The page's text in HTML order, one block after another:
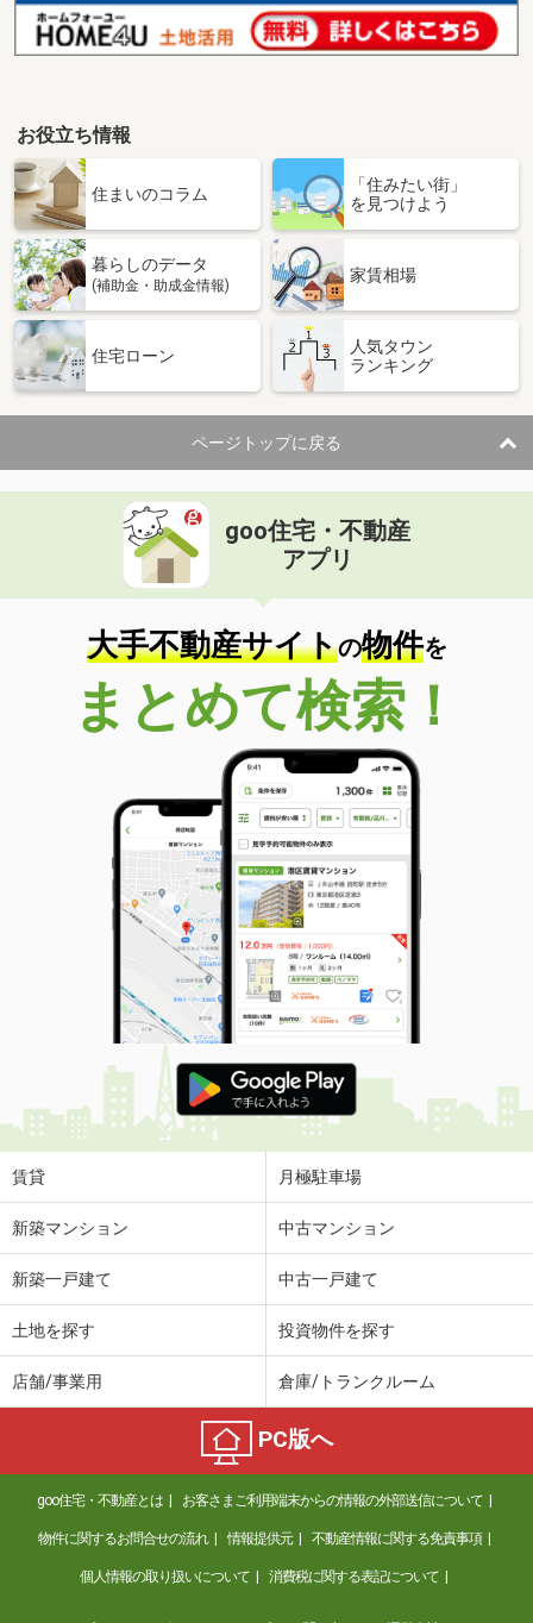
お役立ち情報
住まいのコラム
「住みたい街」
を見つけよう
暮らしのデータ
(補助金・助成金情報)
家賃相場
住宅ローン
人気タウン
ランキング
ページトップに戻る
goo住宅・不動産
アプリ
大手不動産サイトの物件を
まとめて検索！
賃貸 月極駐車場
新築マンション 中古マンション
新築一戸建て 中古一戸建て
土地を探す 投資物件を探す
店舗/事業用 倉庫/トランクルーム
PC版へ
goo住宅・不動産とは お客さまご利用端末からの情報の外部送信について
物件に関するお問合せの流れ 情報提供元 不動産情報に関する免責事項
個人情報の取り扱いについて 消費税に関する表記について